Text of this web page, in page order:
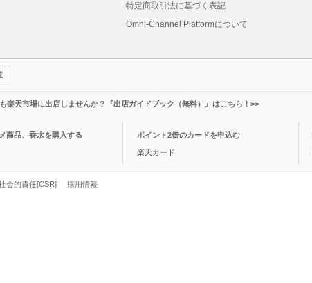
特定商取引法に基づく表記
Omni-Channel Platformについて
楽天市場に出店しませんか？『出店ガイドブック（無料）』はこちら！>>
商品、香水を購入する ポイント2倍のカードを申込む
楽天カード
会的責任[CSR] 採用情報